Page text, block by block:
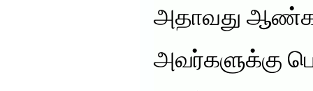
அதாவது
அவர்களுக்கு